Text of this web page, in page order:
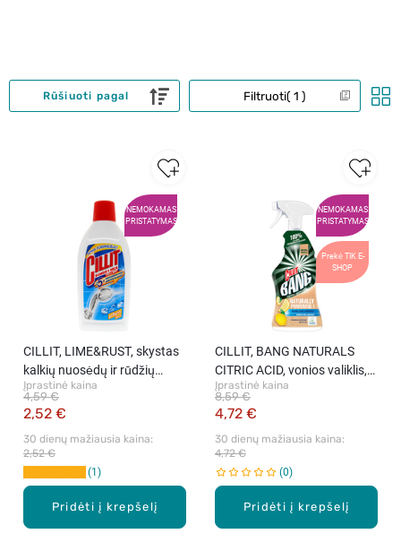
Filtruoti 1
Rūšiuoti pagal
NEMOKAMAS
PRISTATYMAS
Pridėti į krepšelį
CILLIT, LIME&RUST, skystas
kalkių nuosėdų ir rūdžių
valiklis, 450 ml
Įprastinė kaina
2,52 €
4,59 €
30 dienų mažiausia kaina:
2,52 €
1
NEMOKAMAS
PRISTATYMAS
Prekė TIK E-
SHOP
Pridėti į krepšelį
CILLIT, BANG NATURALS
CITRIC ACID, vonios valiklis,
750 ml
Įprastinė kaina
4,72 €
8,59 €
30 dienų mažiausia kaina:
4,72 €
0